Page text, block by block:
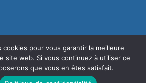
- Reproduction interdite
Mentions légales
cookies pour vous garantir la meilleure
site web. Si vous continuez à utiliser ce
que vous en êtes satisfait.